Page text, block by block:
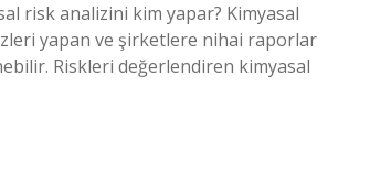
risk analizini kim yapar? Kimyasal
yapan ve şirketlere nihai raporlar
Riskleri değerlendiren kimyasal